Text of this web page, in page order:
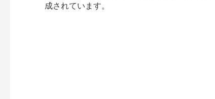
成されています。